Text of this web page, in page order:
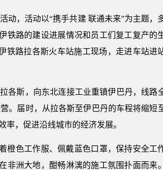
动，活动以“携手共建 联通未来”为主题，
路的建设进展情况和员工们复工复产的
铁路拉各斯火车站施工现场，走进车站进
各斯，向东北连接工业重镇伊巴丹，线路
。届时，从拉各斯至伊巴丹的车程将缩短
，促进沿线城市的经济发展。
橙色工作服、佩戴蓝色口罩，保持安全工
洲大地，酣畅淋漓的施工氛围扑面而来。